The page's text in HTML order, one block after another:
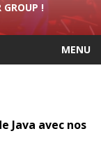
GROUP !
MENU
Java avec nos